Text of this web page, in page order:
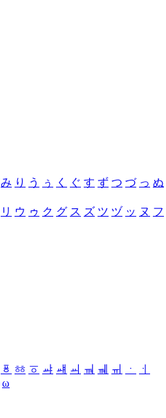
み り う ぅ く ぐ す ず つ づ っ ぬ
リ ウ ゥ ク グ ス ズ ツ ヅ ッ ヌ フ
ㆄ ㆅ ㆆ ㆇ ㆈ ㆉ ㆊ ㆋ ㆌ ㆍ
ㆎ
ω